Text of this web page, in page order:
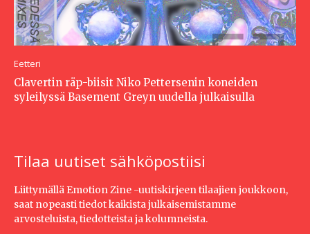
Eetteri
Clavertin räp-biisit Niko Pettersenin koneiden
syleilyssä Basement Greyn uudella julkaisulla
Tilaa uutiset sähköpostiisi
Liittymällä Emotion Zine -uutiskirjeen tilaajien joukkoon,
saat nopeasti tiedot kaikista julkaisemistamme
arvosteluista, tiedotteista ja kolumneista.